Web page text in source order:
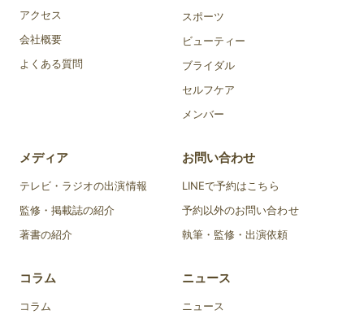
アクセス
会社概要
よくある質問
スポーツ
ビューティー
ブライダル
セルフケア
メンバー
メディア
テレビ・ラジオの出演情報
監修・掲載誌の紹介
著書の紹介
コラム
コラム
お問い合わせ
LINEで予約はこちら
予約以外のお問い合わせ
執筆・監修・出演依頼
ニュース
ニュース